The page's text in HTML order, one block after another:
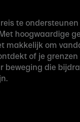
reis te
hoogwaardige
makkelijk om
of je grenzen
beweging die